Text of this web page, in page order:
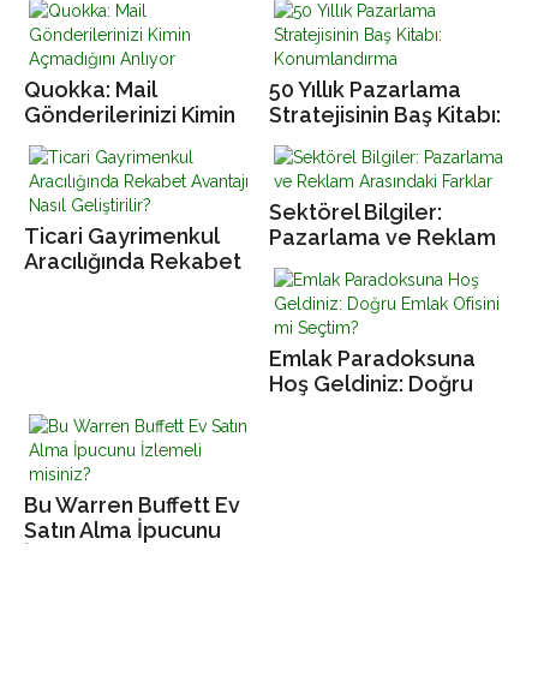
Quokka: Mail
Gönderilerinizi Kimin
Açmadığını Anlıyor
50 Yıllık Pazarlama
Stratejisinin Baş Kitabı:
Konumlandırma
Ticari Gayrimenkul
Aracılığında Rekabet
Sektörel Bilgiler:
Pazarlama ve Reklam
Arasındaki Farklar
Emlak Paradoksuna
Hoş Geldiniz: Doğru
Bu Warren Buffett Ev
Satın Alma İpucunu